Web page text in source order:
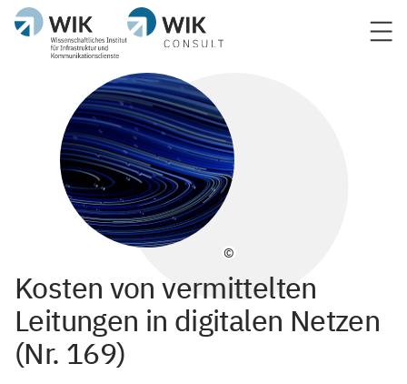
©
Kosten von vermittelten
Leitungen in digitalen Netzen
(Nr. 169)